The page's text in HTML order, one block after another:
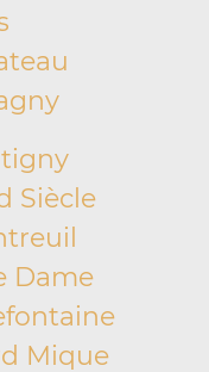
Siècle
Dame
Mique